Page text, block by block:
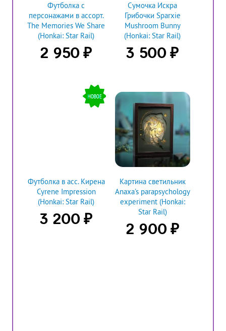
Футболка c
персонажами в ассорт.
The Memories We Share
(Honkai: Star Rail)
2 950 ₽
Сумочка Искра
Грибочки Sparxie
Mushroom Bunny
(Honkai: Star Rail)
3 500 ₽
Футболка в асс. Кирена
Cyrene Impression
(Honkai: Star Rail)
3 200 ₽
Картина светильник
Anaxa's parapsychology
experiment (Honkai:
Star Rail)
2 900 ₽